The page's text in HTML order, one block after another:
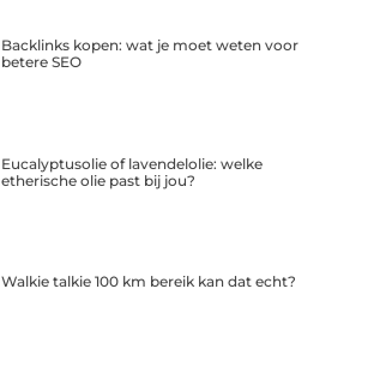
Backlinks kopen: wat je moet weten voor
betere SEO
Eucalyptusolie of lavendelolie: welke
etherische olie past bij jou?
Walkie talkie 100 km bereik kan dat echt?